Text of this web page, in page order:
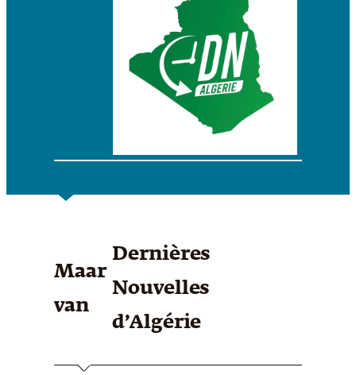
Maar
van
Dernières
Nouvelles
d’Algérie